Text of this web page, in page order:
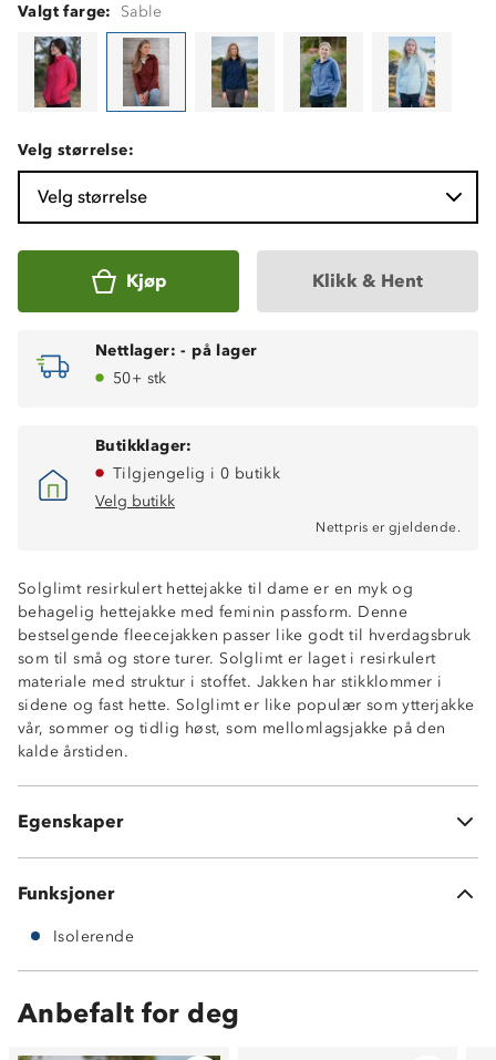
Valgt farge: Sable
Velg størrelse:
Velg størrelse
Kjøp Klikk & Hent
Nettlager: - på lager
50+ stk
Butikklager:
Tilgjengelig i 0 butikk
Velg butikk
Nettpris er gjeldende.
Solglimt resirkulert hettejakke til dame er en myk og
behagelig hettejakke med feminin passform. Denne
bestselgende fleecejakken passer like godt til hverdagsbruk
som til små og store turer. Solglimt er laget i resirkulert
materiale med struktur i stoffet. Jakken har stikklommer i
sidene og fast hette. Solglimt er like populær som ytterjakke
vår, sommer og tidlig høst, som mellomlagsjakke på den
kalde årstiden.
Egenskaper
Isolerende
Fast hette
Stikklommer
Antinuppebehandlet
100% resirkulert polyester
Funksjoner
Isolerende
Anbefalt for deg